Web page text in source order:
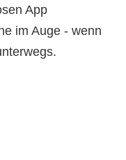
App
im Auge - wenn